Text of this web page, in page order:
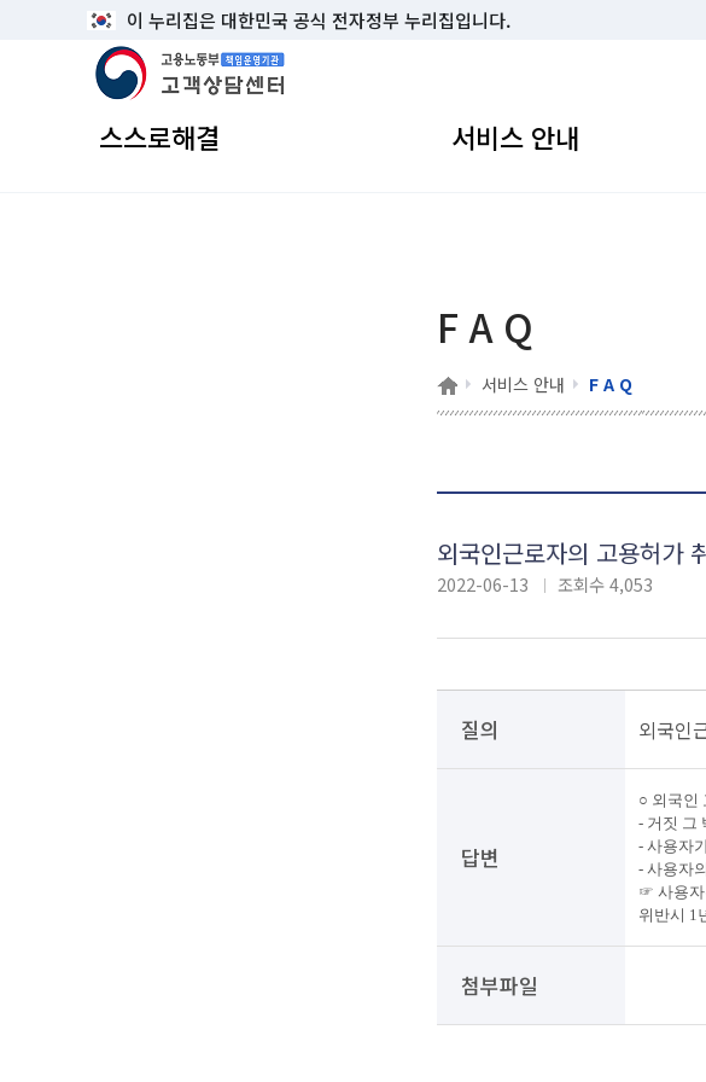
이 누리집은 대한민국 공식 전자정부 누리집입니다.
고용노동부 책임운영기관 고객상담센터
스스로해결 서비스 안내
F A Q
홈 서비스 안내 F A Q
외국인근로자의 고용허가
2022-06-13 조회수4,053
질의 외국인
답변
○ 외국인
- 거짓 그
- 사용자
- 사용자
☞ 사용자
위반시 1
첨부파일